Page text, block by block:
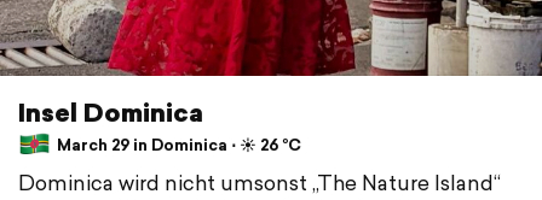
Insel Dominica
March 29 in Dominica ⋅ ☀️ 26 °C
Dominica wird nicht umsonst „The Nature Island“